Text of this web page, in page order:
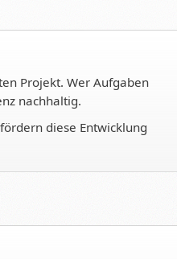
Projekt. Wer Aufgaben
nachhaltig.
diese Entwicklung